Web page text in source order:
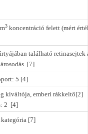
3 koncentráció felett (mért
található
[7]
5 [4]
kiváltója, emberi rákkeltő[2]
2 [4]
kategória [7]